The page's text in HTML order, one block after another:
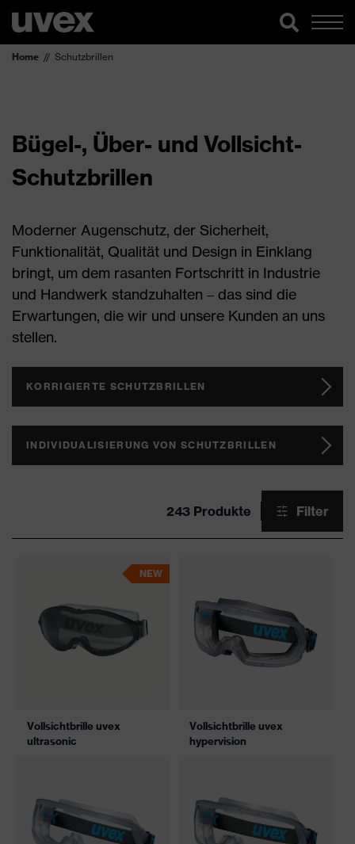
Home Schutzbrillen
Bügel-, Über- und Vollsicht-
Schutzbrillen
Moderner Augenschutz, der Sicherheit,
Funktionalität, Qualität und Design in Einklang
bringt, um dem rasanten Fortschritt in Industrie
und Handwerk standzuhalten – das sind die
Erwartungen, die wir und unsere Kunden an uns
stellen.
KORRIGIERTE SCHUTZBRILLEN
INDIVIDUALISIERUNG VON SCHUTZBRILLEN
243 Produkte Filter
NEW
Vollsichtbrille uvex
ultrasonic
Vollsichtbrille uvex
hypervision